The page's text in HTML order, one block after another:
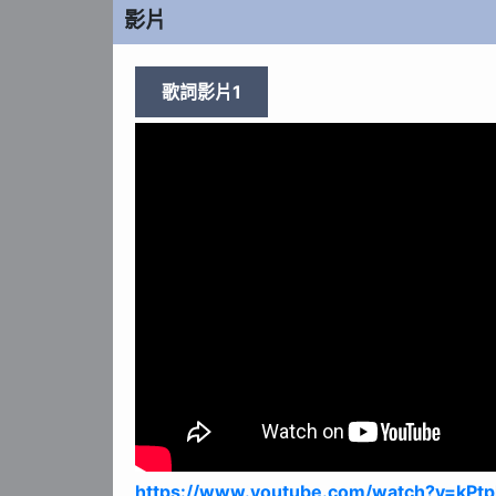
影片
歌詞影片1
https://www.youtube.com/